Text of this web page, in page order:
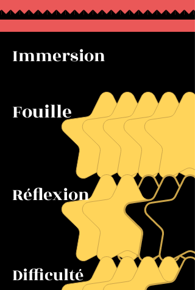
Immersion
Fouille
Réflexion
Difficulté